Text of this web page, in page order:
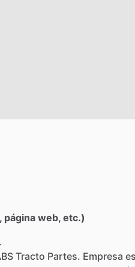
web, etc.)
Tracto Partes. Empresa